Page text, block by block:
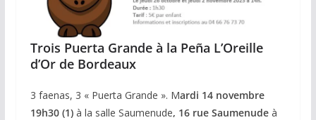
Trois Puerta Grande à la Peña L’Oreille
d’Or de Bordeaux
3 faenas, 3 « Puerta Grande ». Mardi 14 novembre
19h30 (1)à la salle Saumenude, 16 rue Saumenude à